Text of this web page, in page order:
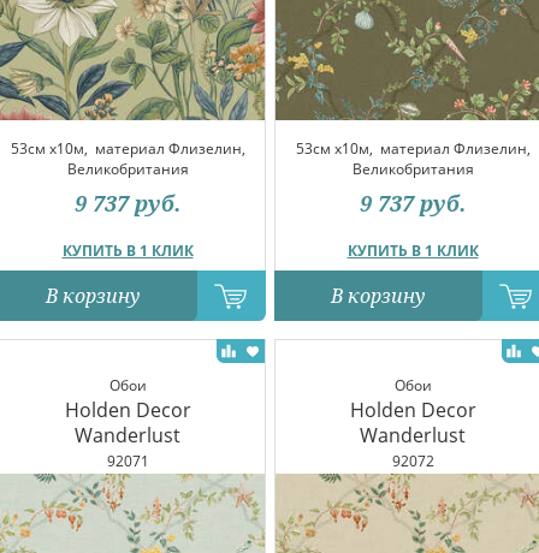
53см x10м, материал Флизелин,
Великобритания
КУПИТЬ В 1 КЛИК
9 737 руб.
В корзину
53см x10м, материал Флизелин,
Великобритания
КУПИТЬ В 1 КЛИК
9 737 руб.
В корзину
Обои
Holden Decor
Wanderlust
92071
Обои
Holden Decor
Wanderlust
92072